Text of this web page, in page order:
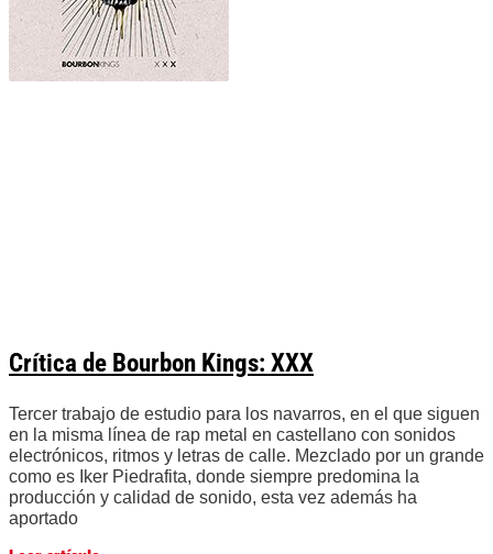
Crítica de Bourbon Kings: XXX
Tercer trabajo de estudio para los navarros, en el que siguen
en la misma línea de rap metal en castellano con sonidos
electrónicos, ritmos y letras de calle. Mezclado por un grande
como es Iker Piedrafita, donde siempre predomina la
producción y calidad de sonido, esta vez además ha
aportado